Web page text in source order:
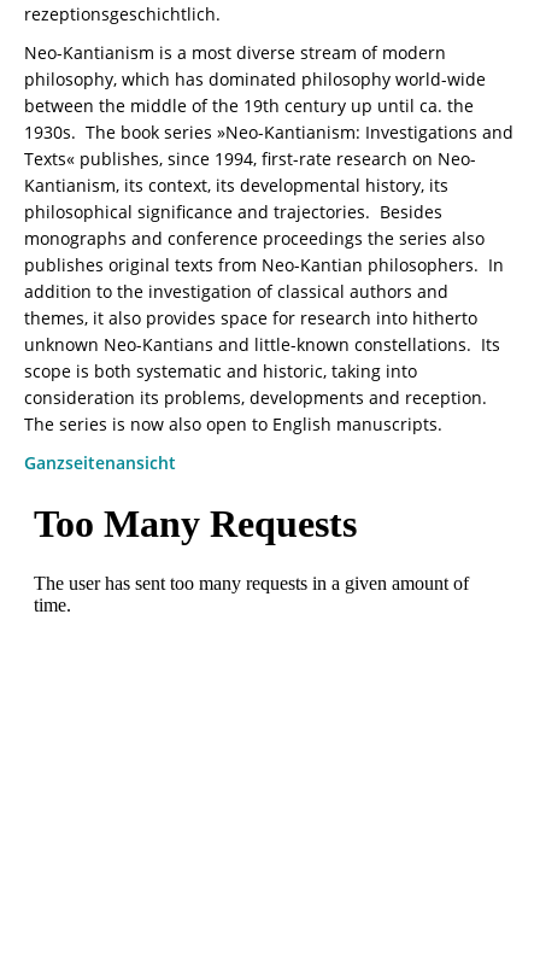
rezeptionsgeschichtlich.
Neo-Kantianism is a most diverse stream of modern
philosophy, which has dominated philosophy world-wide
between the middle of the 19th century up until ca. the
1930s. The book series »Neo-Kantianism: Investigations and
Texts« publishes, since 1994, first-rate research on Neo-
Kantianism, its context, its developmental history, its
philosophical significance and trajectories. Besides
monographs and conference proceedings the series also
publishes original texts from Neo-Kantian philosophers. In
addition to the investigation of classical authors and
themes, it also provides space for research into hitherto
unknown Neo-Kantians and little-known constellations. Its
scope is both systematic and historic, taking into
consideration its problems, developments and reception.
The series is now also open to English manuscripts.
Ganzseitenansicht